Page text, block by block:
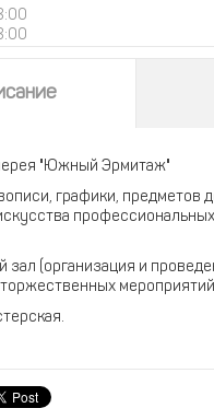
"Южный Эрмитаж"
графики, предметов
зал (организация и